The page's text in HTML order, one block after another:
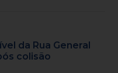
da Rua General
colisão